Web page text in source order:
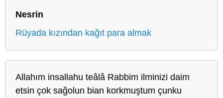
Nesrin
Rüyada kızından kağıt para almak
Allahım insallahu teâlâ Rabbim ilminizi daim
etsin çok sağolun bian korkmuştum çunku